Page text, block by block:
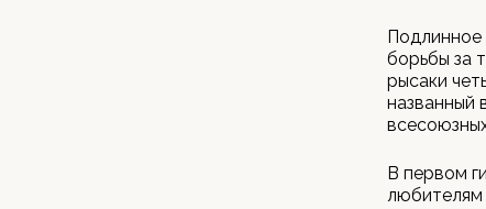
Подлинное
борьбы за
рысаки
названный
В первом
любителям